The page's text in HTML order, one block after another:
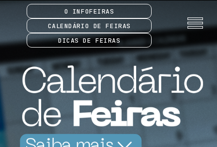
O INFOFEIRAS
CALENDÁRIO DE FEIRAS
DICAS DE FEIRAS